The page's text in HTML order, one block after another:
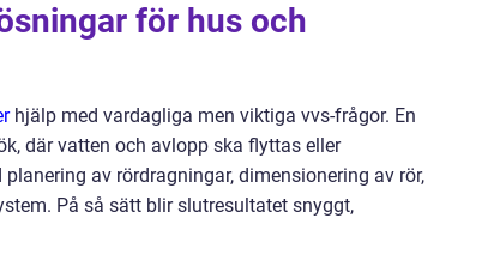
för hus och
hjälp med vardagliga men viktiga vvs-frågor. En
där vatten och avlopp ska flyttas eller
av rördragningar, dimensionering av rör,
På så sätt blir slutresultatet snyggt,